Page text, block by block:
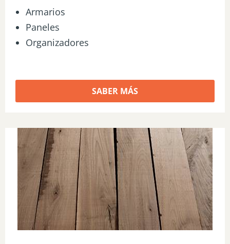
Armarios
Paneles
Organizadores
SABER MÁS